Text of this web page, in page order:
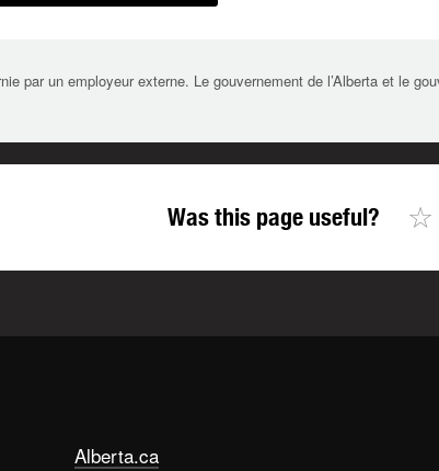
par un employeur externe. Le gouvernement de l’Alberta et le
Was this page useful? ☆
Alberta.ca